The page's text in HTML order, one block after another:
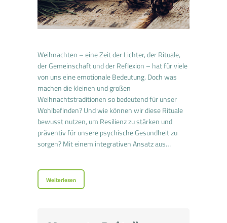
Weihnachten – eine Zeit der Lichter, der Rituale,
der Gemeinschaft und der Reflexion – hat für viele
von uns eine emotionale Bedeutung. Doch was
machen die kleinen und großen
Weihnachtstraditionen so bedeutend für unser
Wohlbefinden? Und wie können wir diese Rituale
bewusst nutzen, um Resilienz zu stärken und
präventiv für unsere psychische Gesundheit zu
sorgen? Mit einem integrativen Ansatz aus…
Weiterlesen